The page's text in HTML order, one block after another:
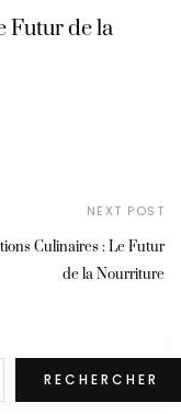
Futur de la
NEXT POST
Culinaires : Le Futur
de la Nourriture
RECHERCHER